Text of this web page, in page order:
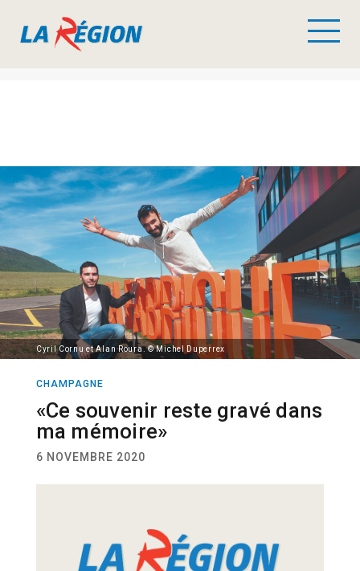
Cyril Cornu et Alan Roura. © Michel Duperrex
CHAMPAGNE
«Ce souvenir reste gravé dans
ma mémoire»
6 NOVEMBRE 2020